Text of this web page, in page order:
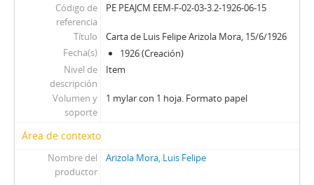
Código de
referencia
PE PEAJCM EEM-F-02-03-3.2-1926-06-15
Título
Carta de Luis Felipe Arizola Mora, 15/6/1926
Fecha(s)
1926 (Creación)
Nivel de
descripción
Item
Volumen y
soporte
1 mylar con 1 hoja. Formato papel
Área de contexto
Nombre del
productor
Arizola Mora, Luis Felipe